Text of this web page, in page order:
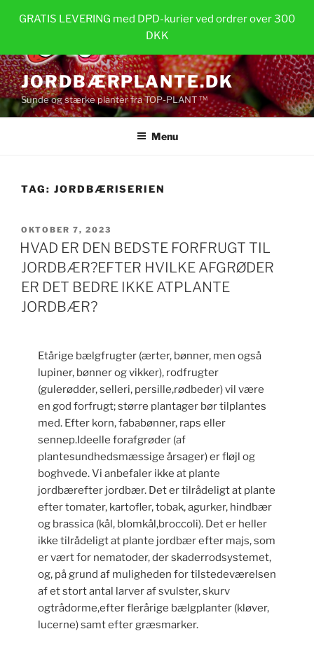
GRATIS LEVERING med DPD-kurier ved ordrer over 300
DKK
JORDBÆRPLANTE.DK
Sunde og stærke planter fra TOP-PLANT ™
Menu
TAG: JORDBÆRISERIEN
UDGIVET
DEN
OKTOBER 7, 2023
HVAD ER DEN BEDSTE FORFRUGT TIL
JORDBÆR?EFTER HVILKE AFGRØDER
ER DET BEDRE IKKE ATPLANTE
JORDBÆR?
Etårige bælgfrugter (ærter, bønner, men også
lupiner, bønner og vikker), rodfrugter
(gulerødder, selleri, persille,rødbeder) vil være
en god forfrugt; større plantager bør tilplantes
med. Efter korn, fababønner, raps eller
sennep.Ideelle forafgrøder (af
plantesundhedsmæssige årsager) er fløjl og
boghvede. Vi anbefaler ikke at plante
jordbærefter jordbær. Det er tilrådeligt at plante
efter tomater, kartofler, tobak, agurker, hindbær
og brassica (kål, blomkål,broccoli). Det er heller
ikke tilrådeligt at plante jordbær efter majs, som
er vært for nematoder, der skaderrodsystemet,
og, på grund af muligheden for tilstedeværelsen
af et stort antal larver af svulster, skurv
ogtrådorme,efter flerårige bælgplanter (kløver,
lucerne) samt efter græsmarker.